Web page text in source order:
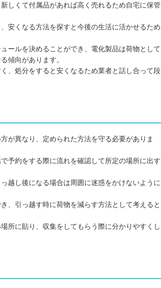
しくて付属品があれば高く売れるため自宅に保管
安くなる方法を探すと今後の生活に活かせるため
ールを決めることができ、電化製品は荷物として
傾向があります。
、処分をすると安くなるため業者と話し合って段
が異なり、定められた方法を守る必要がありま
予約をする際に流れを確認して所定の場所に出す
越し後になる場合は周囲に迷惑をかけないように
、引っ越す時に荷物を減らす方法として考えると
所に貼り、収集をしてもらう際に分かりやすくし